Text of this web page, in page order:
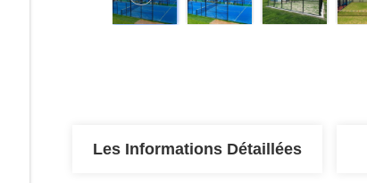
Les Informations Détaillées